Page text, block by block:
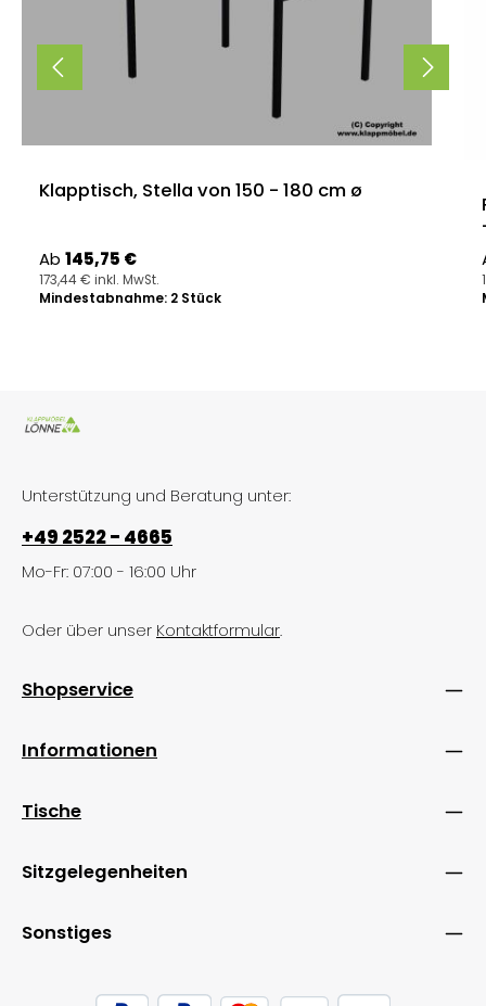
Klapptisch, Stella von 150 - 180 cm ø
Regulärer Preis:
Ab 145,75 €
173,44 € inkl. MwSt.
Mindestabnahme: 2 Stück
Unterstützung und Beratung unter:
+49 2522 - 4665
Mo-Fr: 07:00 - 16:00 Uhr
Oder über unser Kontaktformular.
Shopservice
Informationen
Tische
Sitzgelegenheiten
Sonstiges